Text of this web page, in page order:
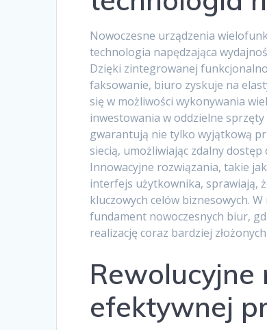
Nowoczesne urządzenia
technologia napędzająca
Dzięki zintegrowanej
faksowanie, biuro zyskuje na
się w możliwości wykonywania
inwestowania w oddzielne
gwarantują nie tylko wyjątkową
siecią, umożliwiając zdalny
Innowacyjne rozwiązania, takie
interfejs użytkownika, sprawiają,
kluczowych celów biznesowych.
fundament nowoczesnych biur,
realizację coraz bardziej
efektywnej